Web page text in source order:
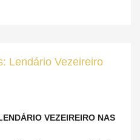
VEZEIREIRO NAS